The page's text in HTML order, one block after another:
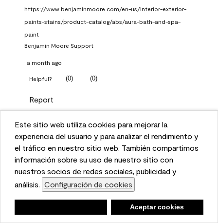
This website uses cookies to enhance user experience
and to analyze performance and traffic on our website.
We also share information about your use of our site
with our social media, advertising, and analytics
partners. Cookie Settings
Accept Cookies
Este sitio web utiliza cookies para mejorar la
experiencia del usuario y para analizar el rendimiento y
el tráfico en nuestro sitio web. También compartimos
información sobre su uso de nuestro sitio con
nuestros socios de redes sociales, publicidad y
análisis. Configuración de cookies
Aceptar cookies
https://www.benjaminmoore.com/en-us/interior-exterior-
paints-stains/product-catalog/abs/aura-bath-and-spa-
paint
Benjamin Moore Support
a month ago
Helpful? (0) (0)
Report
Q: What Aura paint color
should I use in north facing
entryway?
1 Answer